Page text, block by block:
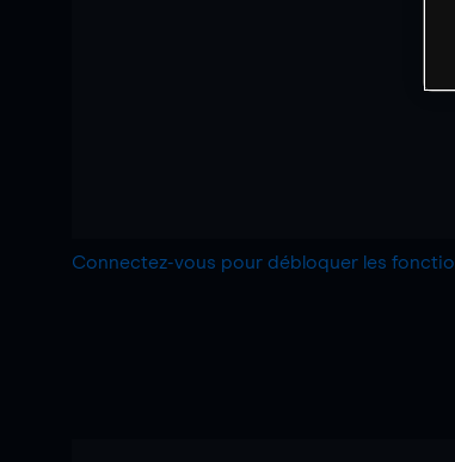
Connectez-vous pour débloquer les